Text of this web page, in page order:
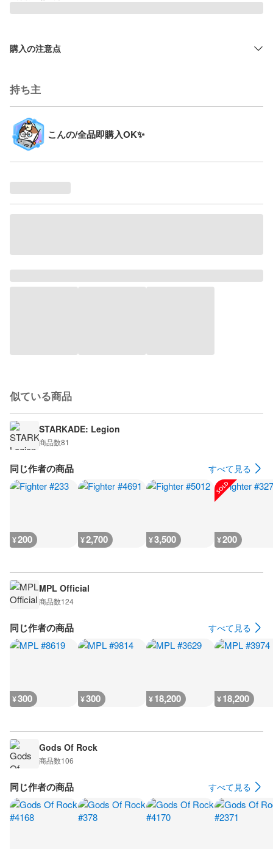
購入の注意点
持ち主
こんの/全品即購入OK✨
似ている商品
STARKADE: Legion
商品数81
同じ作者の商品 すべて見る
¥200 ¥2,700 ¥3,500 ¥200
MPL Official
商品数124
同じ作者の商品 すべて見る
¥300 ¥300 ¥18,200 ¥18,200
Gods Of Rock
商品数106
同じ作者の商品 すべて見る